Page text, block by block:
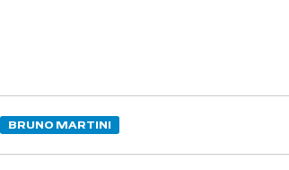
BRUNO MARTINI